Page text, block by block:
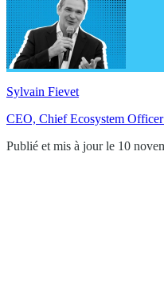
Sylvain Fievet
CEO, Chief Ecosystem
Publié et mis à jour le 10